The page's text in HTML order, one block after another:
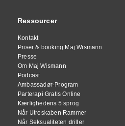
Ressourcer
Kontakt
Priser & booking Maj Wismann
Presse
Om Maj Wismann
Podcast
Ambassadør-Program
Parterapi Gratis Online
Kærlighedens 5 sprog
Når Utroskaben Rammer
Når Seksualiteten driller